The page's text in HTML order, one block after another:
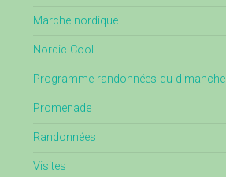
Marche nordique
Nordic Cool
Programme randonnées du dimanche
Promenade
Randonnées
Visites